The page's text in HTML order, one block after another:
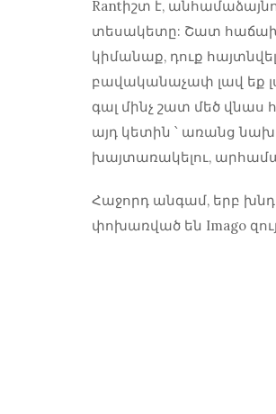
Rantիշտ է,
տեսակետը: Շատ հաճախ
կիմանաք, դուք
բավականաչափ լավ եք
գալ մինչ շատ մեծ վնաս
այդ կետին ՝ առանց
խայտառակելու,
Հաջորդ անգամ, երբ
փոխառված են Imago